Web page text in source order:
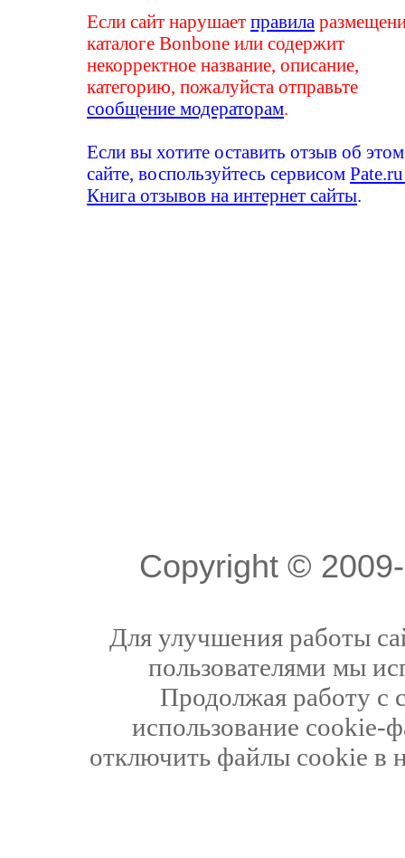
Если сайт нарушаетправила
каталоге Bonbone или содержит
некорректное название, описание,
категорию, пожалуйста отправьте
сообщение модераторам
Если вы хотите оставить отзыв об этом
сайте, воспользуйтесь сервисом
Книга отзывов на интернет сайты
Copyright ©
Для улучшения работы
пользователями мы
Продолжая работу с
использование cookie-
отключить файлы cookie в